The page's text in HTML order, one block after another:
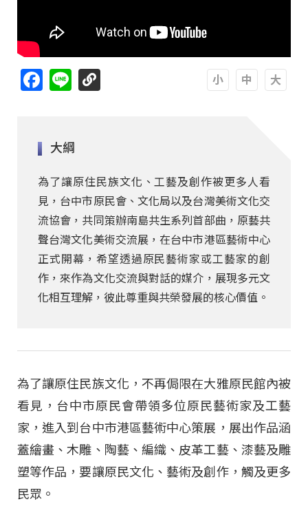
Facebook
Line
大綱
為了讓原住民族文化、工藝及創作被更多人看
見，台中市原民會、文化局以及台灣美術文化交
流協會，共同策辦南島共生系列首部曲，原藝共
聲台灣文化美術交流展，在台中市港區藝術中心
正式開幕，希望透過原民藝術家或工藝家的創
作，來作為文化交流與對話的媒介，展現多元文
化相互理解，彼此尊重與共榮發展的核心價值。
為了讓原住民族文化，不再侷限在大雅原民館內被
看見，台中市原民會帶領多位原民藝術家及工藝
家，進入到台中市港區藝術中心策展，展出作品涵
蓋繪畫、木雕、陶藝、編織、皮革工藝、漆藝及雕
塑等作品，要讓原民文化、藝術及創作，觸及更多
民眾。